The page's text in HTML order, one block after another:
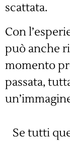
scattata.
Con
può anche
momento
passata,
Se tutti